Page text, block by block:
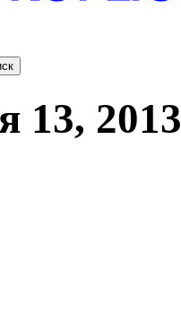
13, 2013